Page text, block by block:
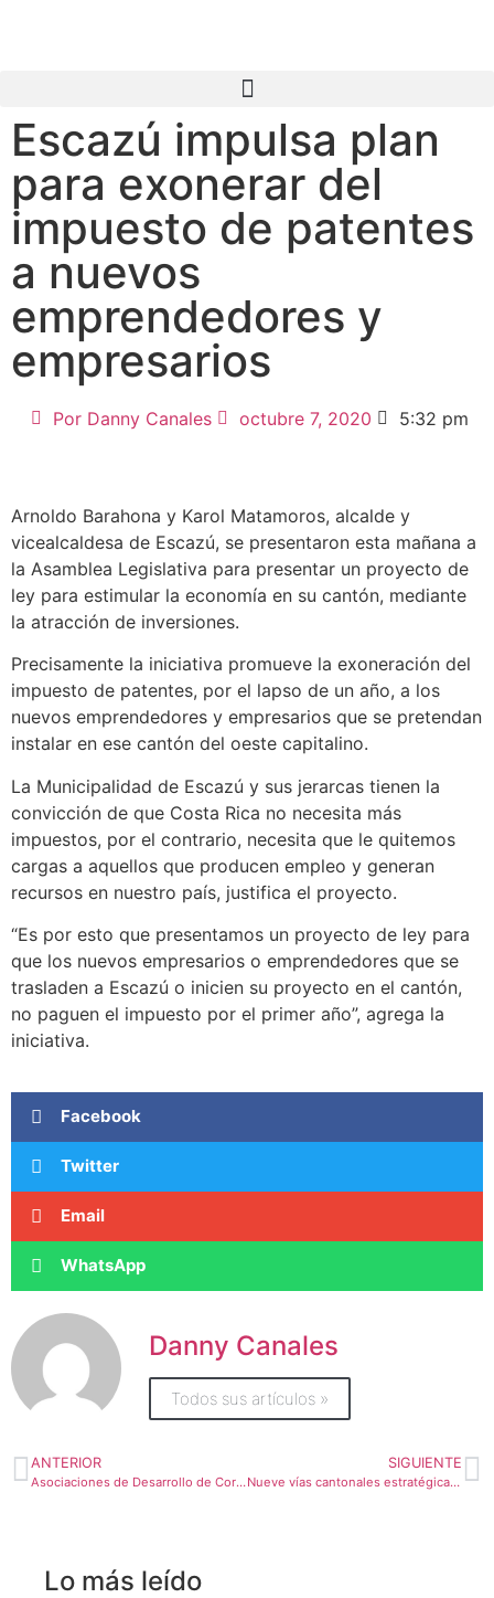
Escazú impulsa plan
para exonerar del
impuesto de patentes
a nuevos
emprendedores y
empresarios
Por Danny Canales octubre 7, 2020 5:32 pm
Arnoldo Barahona y Karol Matamoros, alcalde y
vicealcaldesa de Escazú, se presentaron esta mañana a
la Asamblea Legislativa para presentar un proyecto de
ley para estimular la economía en su cantón, mediante
la atracción de inversiones.
Precisamente la iniciativa promueve la exoneración del
impuesto de patentes, por el lapso de un año, a los
nuevos emprendedores y empresarios que se pretendan
instalar en ese cantón del oeste capitalino.
La Municipalidad de Escazú y sus jerarcas tienen la
convicción de que Costa Rica no necesita más
impuestos, por el contrario, necesita que le quitemos
cargas a aquellos que producen empleo y generan
recursos en nuestro país, justifica el proyecto.
“Es por esto que presentamos un proyecto de ley para
que los nuevos empresarios o emprendedores que se
trasladen a Escazú o inicien su proyecto en el cantón,
no paguen el impuesto por el primer año”, agrega la
iniciativa.
Facebook
Twitter
Email
WhatsApp
Danny Canales
Todos sus artículos »
ANTERIOR
Asociaciones de Desarrollo de Corralillo apoyan en la prevención de la Covid-19
SIGUIENTE
Nueve vías cantonales estratégicas serán mejoradas
Lo más leído